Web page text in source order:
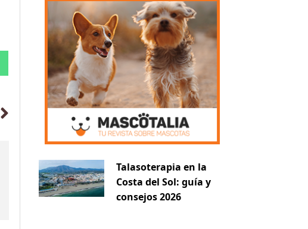
Siguiente
Talasoterapia en la
Costa del Sol: guía y
consejos 2026